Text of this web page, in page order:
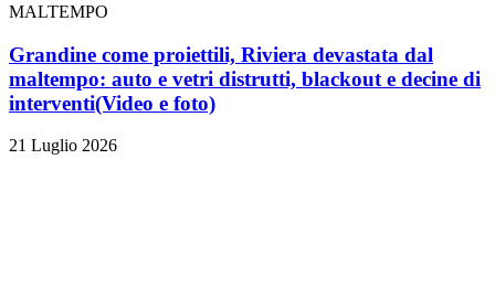
MALTEMPO
Grandine come proiettili, Riviera devastata dal
maltempo: auto e vetri distrutti, blackout e decine di
interventi(Video e foto)
21 Luglio 2026